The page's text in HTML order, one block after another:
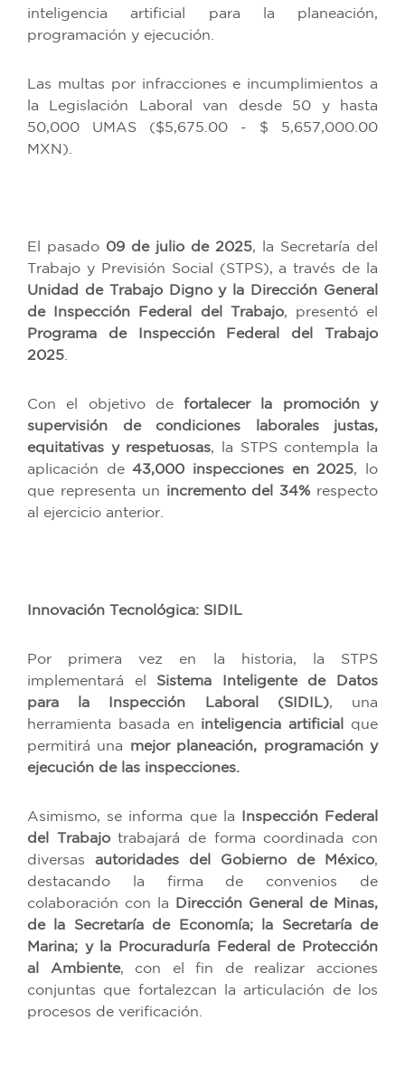
inteligencia artificial para la planeación,
programación y ejecución.
Las multas por infracciones e incumplimientos a
la Legislación Laboral van desde 50 y hasta
50,000 UMAS ($5,675.00 - $ 5,657,000.00
MXN).
El pasado 09 de julio de 2025, la Secretaría del
Trabajo y Previsión Social (STPS), a través de la
Unidad de Trabajo Digno y la Dirección General
de Inspección Federal del Trabajo, presentó el
Programa de Inspección Federal del Trabajo
2025
Con el objetivo defortalecer la promoción y
supervisión de condiciones laborales justas,
equitativas y respetuosas, la STPS contempla la
aplicación de43,000 inspecciones en 2025, lo
que representa un incremento del 34% respecto
al ejercicio anterior.
Innovación Tecnológica: SIDIL
Por primera vez en la historia, la STPS
implementará el Sistema Inteligente de Datos
para la Inspección Laboral (SIDIL), una
herramienta basada en inteligencia artificial
que
permitirá una mejor planeación, programación y
ejecución de las inspecciones.
Asimismo, se informa que la
Inspección Federal
del Trabajotrabajará de forma coordinada con
diversas autoridades del Gobierno de México,
destacando la firma de convenios de
colaboración con la
Dirección General de Minas,
de la Secretaría de Economía; la Secretaría de
Marina; y la Procuraduría Federal de Protección
al Ambiente, con el fin de realizar acciones
conjuntas que fortalezcan la articulación de los
procesos de verificación.